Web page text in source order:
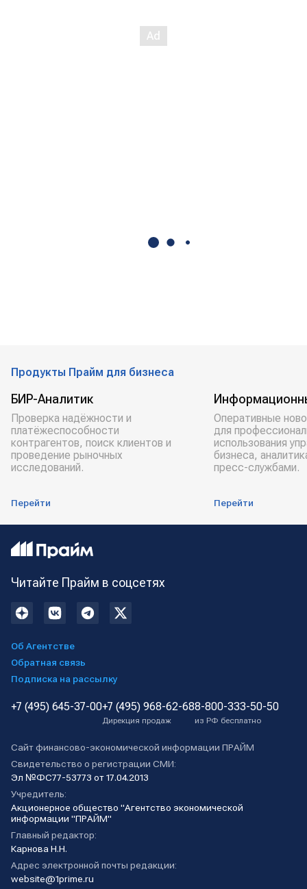
Продукты Прайм для бизнеса
БИР-Аналитик
Проверка надёжности и
платёжеспособности
контрагентов, поиск клиентов и
проведение рыночных
исследований.
Перейти
Оперативные
для
использования
бизнеса,
пресс-службами.
Перейти
Читайте Прайм в соцсетях
Об Агентстве
Обратная связь
Подписка на рассылку
+7 (495) 645-37-00+7 (495) 968-62-68
Дирекция продаж
8-800-333-50-50
из РФ бесплатно
Сайт финансово-экономической информации ПРАЙМ
Свидетельство о регистрации СМИ:
Эл №ФС77-53773 от 17.04.2013
Учредитель:
Акционерное общество "Агентство экономической
информации "ПРАЙМ"
Главный редактор:
Карнова Н.Н.
Адрес электронной почты редакции:
website@1prime.ru